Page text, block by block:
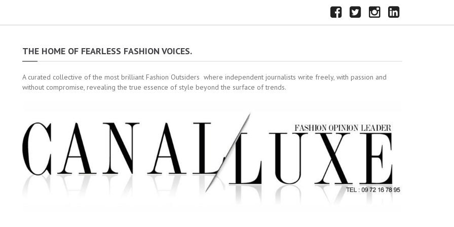
FACEBOOK
X INSTAGRAMLINKEDIN
THE HOME OF FEARLESS FASHION VOICES.
A curated collective of the most brilliant Fashion Outsiders where independent journalists write freely, with passion and
without compromise, revealing the true essence of style beyond the surface of trends.